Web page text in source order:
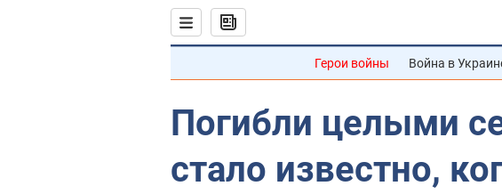
Герои войны Война в
Погибли целыми
стало известно,